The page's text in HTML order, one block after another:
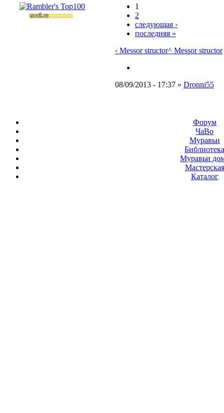
1
2
следующая ›
последняя »
‹ Messor structor^ Messor structor
08/09/2013 - 17:37 » Dronni55
Форум
ЧаВо
Муравьи
Муравьи
Мастерская
Каталог